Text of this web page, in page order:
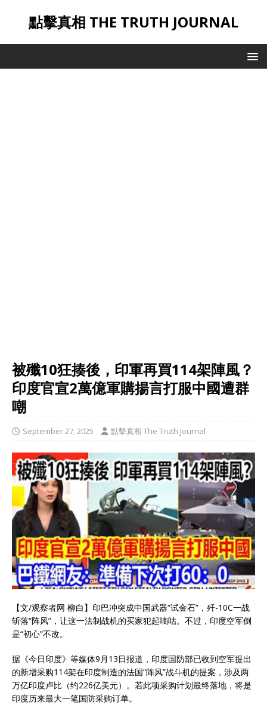
點擊真相 THE TRUTH JOURNAL
被殲10狂揍後，印軍再買114架陣風？
印度官宣2萬億軍購揚言打服中國遭群
嘲
September 27, 2025 點擊真相 The Truth Journal
【文/观察者网 柳白】印巴冲突成中国武器“试金石”，歼-10C一战
斩落“阵风”，让这一法制战机的买家犯起嘀咕。不过，印度空军倒
是“初心”不改。
据《今日印度》等媒体9月13日报道，印度国防部已收到空军提出
的新增采购114架在印度制造的法国“阵风”战斗机的提案，涉及两
万亿印度卢比（约226亿美元）。若此项采购计划最终落地，将是
印度历来最大一笔国防采购订单。